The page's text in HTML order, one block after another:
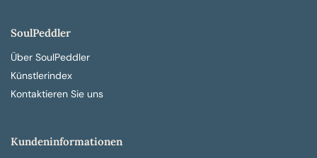
SoulPeddler
Über SoulPeddler
Künstlerindex
Kontaktieren Sie uns
Kundeninformationen